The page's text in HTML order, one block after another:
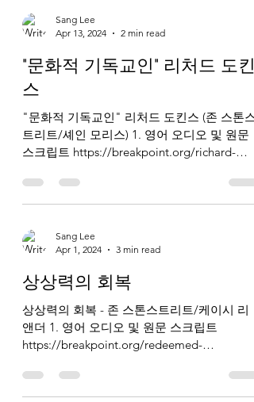
Sang Lee
Apr 13, 2024
2 min read
"문화적 기독교인" 리처드 도킨
스
"문화적 기독교인" 리처드 도킨스 (존 스톤스
트리트/셰인 모리스) 1. 영어 오디오 및 원문
스크립트 https://breakpoint.org/richard-
및 번역...
Sang Lee
Apr 1, 2024
3 min read
상상력의 회복
상상력의 회복 - 존 스톤스트리트/케이시 리
앤더 1. 영어 오디오 및 원문 스크립트
https://breakpoint.org/redeemed-
크립트 (1) 한국어 오디오:...